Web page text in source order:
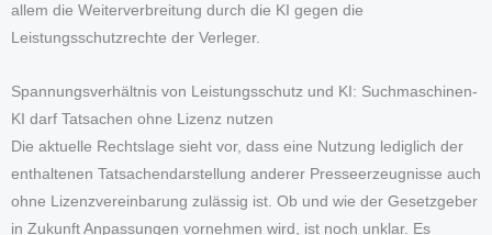
allem die Weiterverbreitung durch die KI gegen die
Leistungsschutzrechte der Verleger.
Spannungsverhältnis von Leistungsschutz und KI: Suchmaschinen-
KI darf Tatsachen ohne Lizenz nutzen
Die aktuelle Rechtslage sieht vor, dass eine Nutzung lediglich der
enthaltenen Tatsachendarstellung anderer Presseerzeugnisse auch
ohne Lizenzvereinbarung zulässig ist. Ob und wie der Gesetzgeber
in Zukunft Anpassungen vornehmen wird, ist noch unklar. Es